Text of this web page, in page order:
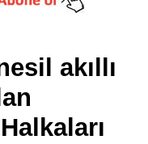
akıllı